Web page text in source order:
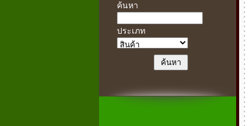
ค้นหา
ประเภท